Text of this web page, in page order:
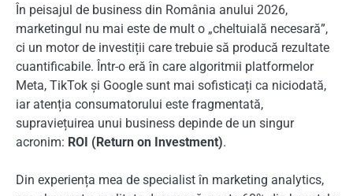
În peisajul de business din România anului 2026,
marketingul nu mai este de mult o „cheltuială necesară”,
ci un motor de investiții care trebuie să producă rezultate
cuantificabile. Într-o eră în care algoritmii platformelor
Meta, TikTok și Google sunt mai sofisticați ca niciodată,
iar atenția consumatorului este fragmentată,
supraviețuirea unui business depinde de un singur
acronim: ROI (Return on Investment).
Din experiența mea de specialist în marketing analytics,